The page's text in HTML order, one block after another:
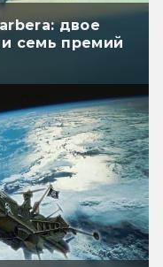
двое
семь премий